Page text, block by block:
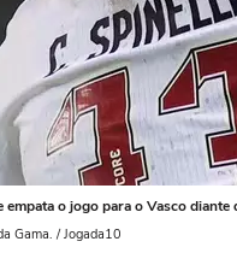
o jogo para o Vasco diante
Gama. / Jogada10